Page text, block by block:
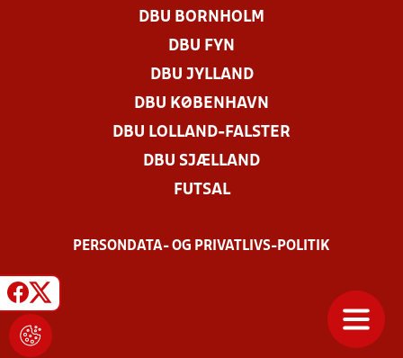
DBU BORNHOLM
DBU FYN
DBU JYLLAND
DBU KØBENHAVN
DBU LOLLAND-FALSTER
DBU SJÆLLAND
FUTSAL
PERSONDATA- OG PRIVATLIVS-POLITIK